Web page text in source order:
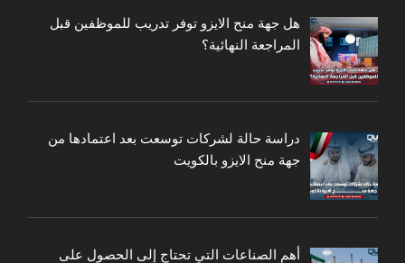
هل جهة منح الايزو توفر تدريب للموظفين قبل
المراجعة النهائية؟
دراسة حالة لشركات توسعت بعد اعتمادها من
جهة منح الايزو بالكويت
أهم الصناعات التي تحتاج إلى الحصول على